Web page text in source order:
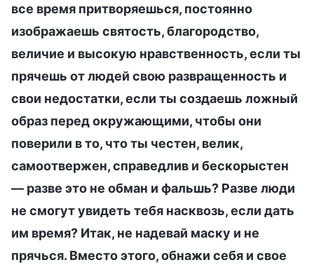
все время притворяешься, постоянно
изображаешь святость, благородство,
величие и высокую нравственность, если ты
прячешь от людей свою развращенность и
свои недостатки, если ты создаешь ложный
образ перед окружающими, чтобы они
поверили в то, что ты честен, велик,
самоотвержен, справедлив и бескорыстен
— разве это не обман и фальшь? Разве люди
не смогут увидеть тебя насквозь, если дать
им время? Итак, не надевай маску и не
прячься. Вместо этого, обнажи себя и свое